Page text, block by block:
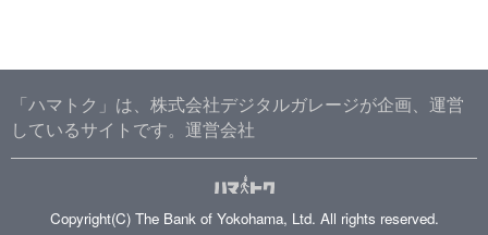
「ハマトク」は、株式会社デジタルガレージが企画、運営
しているサイトです。 運営会社
Copyright(C) The Bank of Yokohama, Ltd. All rights reserved.